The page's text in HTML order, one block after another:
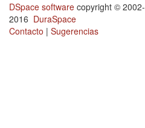
DSpace software copyright © 2002-
2016 DuraSpace
Contacto | Sugerencias